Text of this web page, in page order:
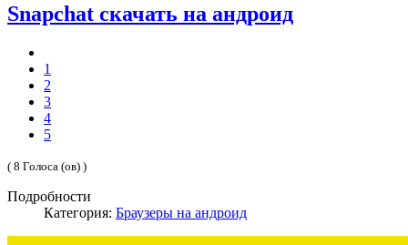
Snapchat скачать на андроид
1
2
3
4
5
( 8 Голоса (ов) )
Подробности
Категория: Браузеры на андроид